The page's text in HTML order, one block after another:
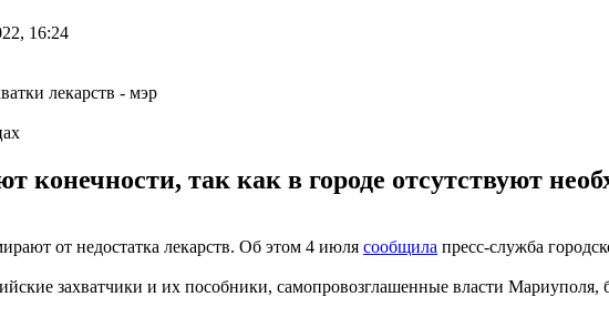
16:24
конечности, так как в городе отсутствуют
от недостатка лекарств. Об этом 4 июля сообщила пресс-служба
захватчики и их пособники, самопровозглашенные власти